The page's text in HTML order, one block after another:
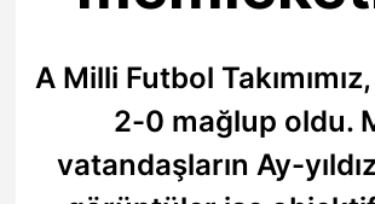
A Milli Futbol
2-0 mağlup oldu.
vatandaşların Ay-